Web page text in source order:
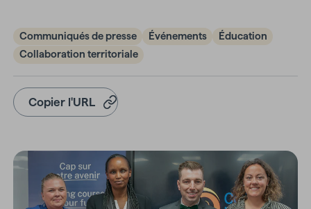
Communiqués de presse Événements
Éducation
Collaboration territoriale
Copier l'URL